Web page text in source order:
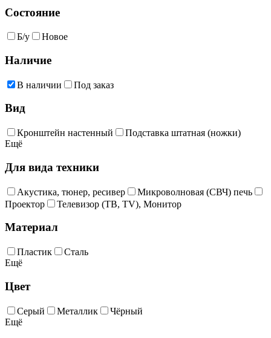
Состояние
Б/у Новое
Наличие
В наличии Под заказ
Вид
Кронштейн настенный
Подставка штатная (ножки)
Ещё
Для вида техники
Акустика, тюнер, ресивер
Микроволновая (СВЧ) печь
Проектор
Телевизор (ТВ, TV), Монитор
Материал
Пластик
Сталь
Ещё
Цвет
Cерый Металлик
Чёрный
Ещё